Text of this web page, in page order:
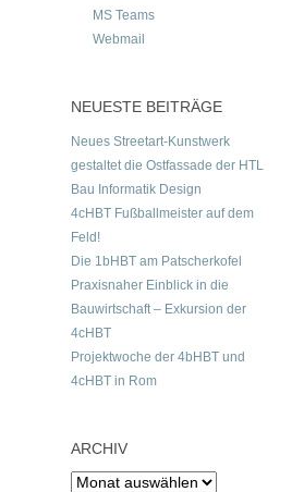
MS Teams
Webmail
NEUESTE BEITRÄGE
Neues Streetart-Kunstwerk
gestaltet die Ostfassade der HTL
Bau Informatik Design
4cHBT Fußballmeister auf dem
Feld!
Die 1bHBT am Patscherkofel
Praxisnaher Einblick in die
Bauwirtschaft – Exkursion der
4cHBT
Projektwoche der 4bHBT und
4cHBT in Rom
ARCHIV
Archiv